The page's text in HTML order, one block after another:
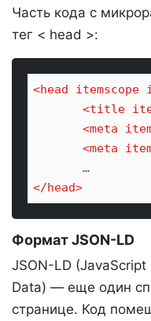
Часть кода с
тег < head >:
<head itemscope
<title
<meta
<meta
</head>
Формат JSON-LD
JSON-LD
Data) — еще один
странице. Код